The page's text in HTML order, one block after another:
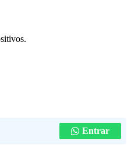
Entrar